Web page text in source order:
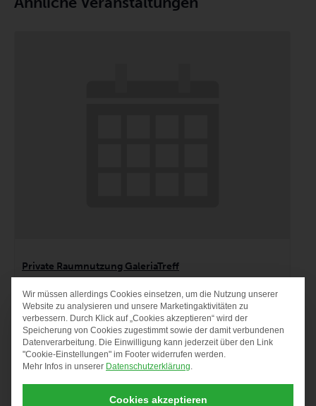
Private Raumnutzung GaleriaTreff
9. August um 15:00
DATENSCHUTZ-
Wir müssen allerdings Cookies einsetzen, um die Nutzung unserer
Website zu analysieren und unsere Marketingaktivitäten zu
verbessern. Durch Klick auf „Cookies akzeptieren“ wird der
Speicherung von Cookies zugestimmt sowie der damit verbundenen
Datenverarbeitung. Die Einwilligung kann jederzeit über den Link
"Cookie-Einstellungen" im Footer widerrufen werden.
Mehr Infos in unserer Datenschutzerklärung
Cookies akzeptieren